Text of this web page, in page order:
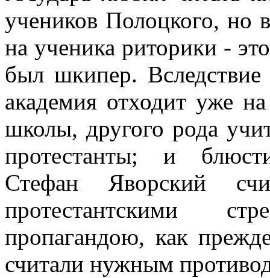
учеников Полоцкого, но
на ученика риторики -
был шкипер. Вследствие
академия отходит уже
школы, другого рода
протестанты; и
Стефан Яворский
протестантскими
пропагандою, как
считали нужным